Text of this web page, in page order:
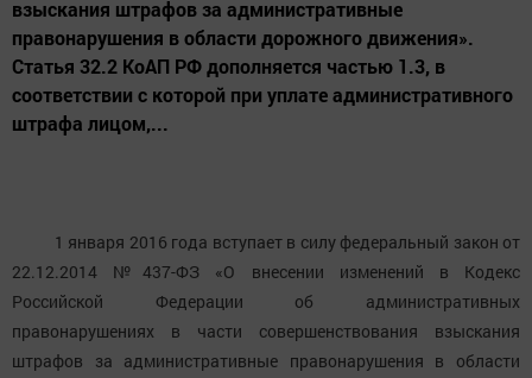
взыскания штрафов за административные
правонарушения в области дорожного движения».
Статья 32.2 КоАП РФ дополняется частью 1.3, в
соответствии с которой при уплате административного
штрафа лицом,...
1 января 2016 года вступает в силу федеральный закон от
22.12.2014 №437-ФЗ «О внесении изменений в Кодекс
Российской Федерации об административных
правонарушениях в части совершенствования взыскания
штрафов за административные правонарушения в области